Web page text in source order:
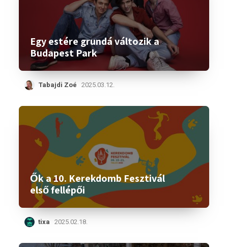
Egy estére grundá változik a
Budapest Park
Tabajdi Zoé 2025.03.12.
Ők a 10. Kerekdomb Fesztivál
első fellépői
tixa 2025.02.18.